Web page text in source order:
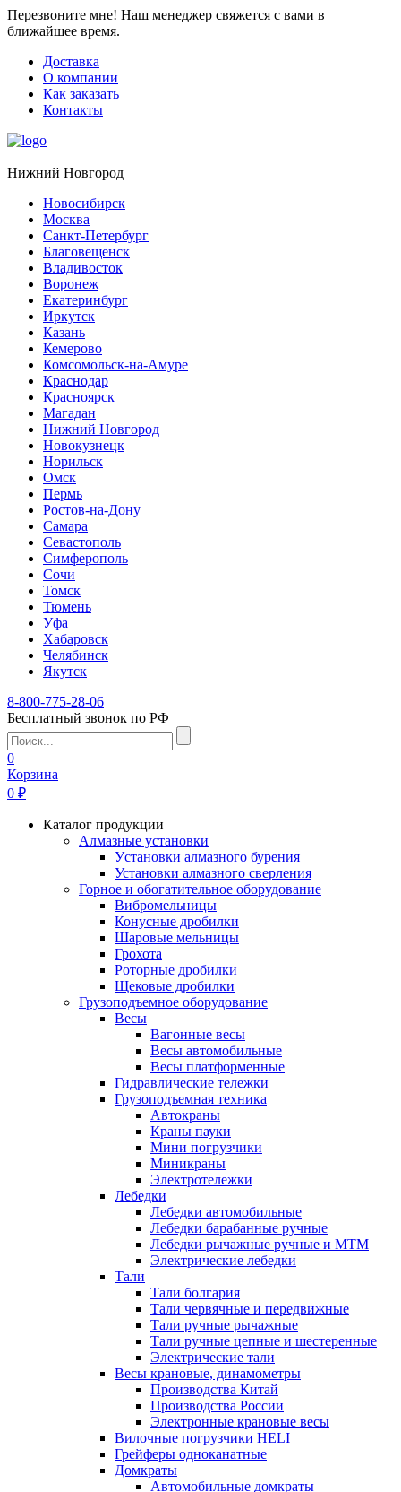
Перезвоните мне! Наш менеджер свяжется с вами в
ближайшее время.
Доставка
О компании
Как заказать
Контакты
Нижний Новгород
Новосибирск
Москва
Санкт-Петербург
Благовещенск
Владивосток
Воронеж
Екатеринбург
Иркутск
Казань
Кемерово
Комсомольск-на-Амуре
Краснодар
Красноярск
Магадан
Нижний Новгород
Новокузнецк
Норильск
Омск
Пермь
Ростов-на-Дону
Самара
Севастополь
Симферополь
Сочи
Томск
Тюмень
Уфа
Хабаровск
Челябинск
Якутск
8-800-775-28-06
Бесплатный звонок по РФ
0
Корзина
0 ₽
Каталог продукции
Алмазные установки
Уcтановки алмазного бурения
Установки алмазного сверления
Горное и обогатительное оборудование
Вибромельницы
Конусные дробилки
Шаровые мельницы
Грохота
Роторные дробилки
Щековые дробилки
Грузоподъемное оборудование
Весы
Вагонные весы
Весы автомобильные
Весы платформенные
Гидравлические тележки
Грузоподъемная техника
Автокраны
Краны пауки
Мини погрузчики
Миникраны
Электротележки
Лебедки
Лебедки автомобильные
Лебедки барабанные ручные
Лебедки рычажные ручные и МТМ
Электрические лебедки
Тали
Тали болгария
Тали червячные и передвижные
Тали ручные рычажные
Тали ручные цепные и шестеренные
Электрические тали
Весы крановые, динамометры
Производства Китай
Производства России
Электронные крановые весы
Вилочные погрузчики HELI
Грейферы одноканатные
Домкраты
Автомобильные домкраты